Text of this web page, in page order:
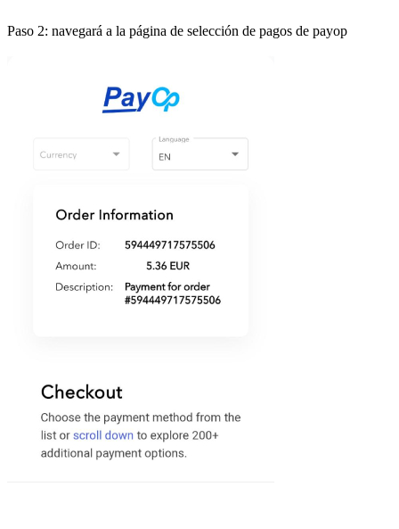
Paso 2: navegará a la página de selección de pagos de payop